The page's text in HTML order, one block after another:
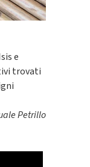
e
trovati
Petrillo